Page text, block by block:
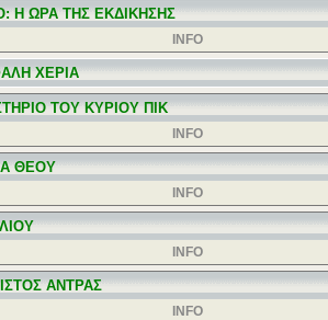
Η ΩΡΑ ΤΗΣ ΕΚΔΙΚΗΣΗΣ
INFO
ΧΕΡΙΑ
ΤΟΥ ΚΥΡΙΟΥ ΠΙΚ
INFO
ΘΕΟΥ
INFO
INFO
ΑΝΤΡΑΣ
INFO